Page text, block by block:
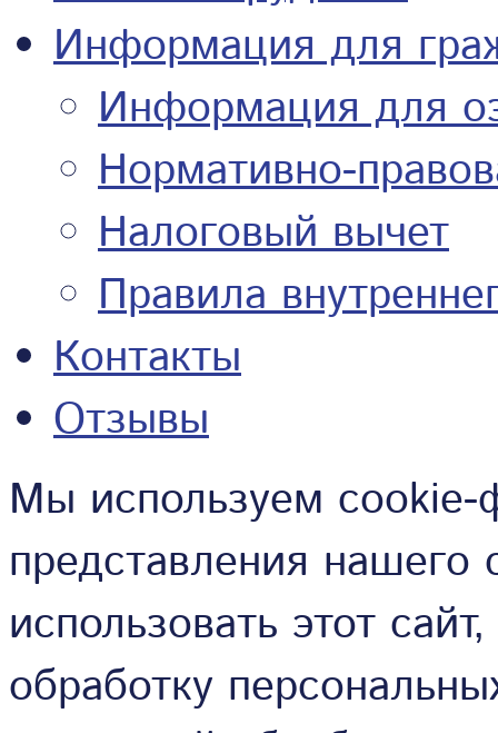
Информация для
Информация для
Нормативно-
Налоговый вычет
Правила
Контакты
Отзывы
Мы используем
представления
использовать этот
обработку